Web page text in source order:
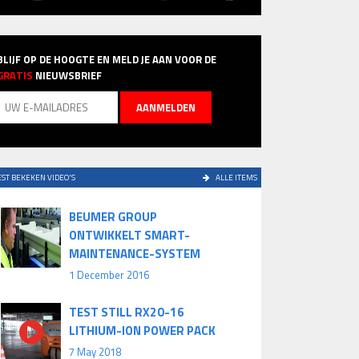
OP DE HOOGTE EN MELD JE AAN VOOR DE
NIEUWSBRIEF
BEKEKEN VIDEO'S ALLE ITEMS
BEUMER GROUP
ONTWIKKELT SMART-
MAINTENANCE-SYSTEM
1 December 2016
TEST STILL RX20-16
LITHIUM-ION POWER PACK
7 May 2018